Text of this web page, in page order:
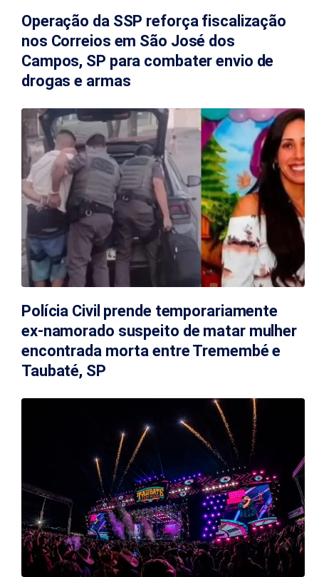
Operação da SSP reforça fiscalização
nos Correios em São José dos
Campos, SP para combater envio de
drogas e armas
Polícia Civil prende temporariamente
ex-namorado suspeito de matar mulher
encontrada morta entre Tremembé e
Taubaté, SP